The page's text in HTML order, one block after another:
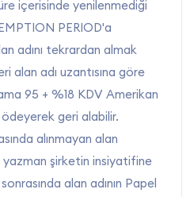
içerisinde yenilenmediği
PERIOD'a
adını tekrardan almak
alan adı uzantısına göre
95 + %18 KDV Amerikan
geri alabilir.
alınmayan alan
yazman şirketin insiyatifine
alan adının Papel